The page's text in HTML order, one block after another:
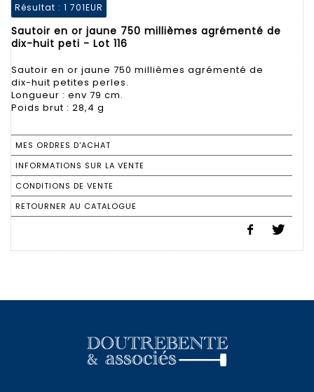
Résultat : 1 701EUR
Sautoir en or jaune 750 millièmes agrémenté de
dix-huit peti - Lot 116
Sautoir en or jaune 750 millièmes agrémenté de
dix-huit petites perles.
Longueur : env 79 cm.
Poids brut : 28,4 g
MES ORDRES D'ACHAT
INFORMATIONS SUR LA VENTE
CONDITIONS DE VENTE
RETOURNER AU CATALOGUE